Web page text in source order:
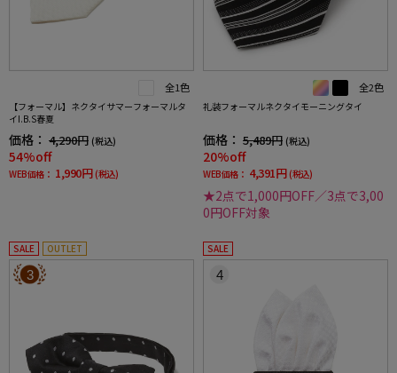
全1色
【フォーマル】ネクタイサマーフォーマルタ
イI.B.S春夏
価格： 4,290円 (税込)
54%off
WEB価格： 1,990円 (税込)
全2色
礼装フォーマルネクタイモーニングタイ
価格： 5,489円 (税込)
20%off
WEB価格： 4,391円 (税込)
★2点で1,000円OFF／3点で3,00
0円OFF対象
SALE OUTLET
3
SALE
4